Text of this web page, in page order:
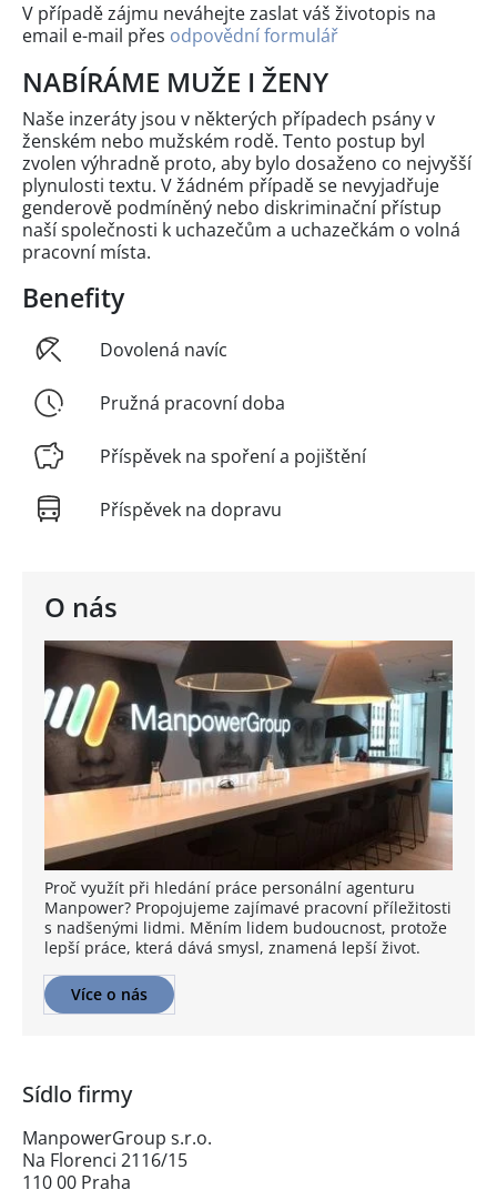
O nás
Proč využít při hledání práce personální agenturu
Manpower? Propojujeme zajímavé pracovní příležitosti
s nadšenými lidmi. Měním lidem budoucnost, protože
lepší práce, která dává smysl, znamená lepší život.
Více o nás
V případě zájmu neváhejte zaslat váš životopis na
email e-mail přes odpovědní formulář
NABÍRÁME MUŽE I ŽENY
Naše inzeráty jsou v některých případech psány v
ženském nebo mužském rodě. Tento postup byl
zvolen výhradně proto, aby bylo dosaženo co nejvyšší
plynulosti textu. V žádném případě se nevyjadřuje
genderově podmíněný nebo diskriminační přístup
naší společnosti k uchazečům a uchazečkám o volná
pracovní místa.
Benefity
Dovolená navíc
Pružná pracovní doba
Příspěvek na spoření a pojištění
Příspěvek na dopravu
Sídlo firmy
ManpowerGroup s.r.o.
Na Florenci 2116/15
110 00 Praha